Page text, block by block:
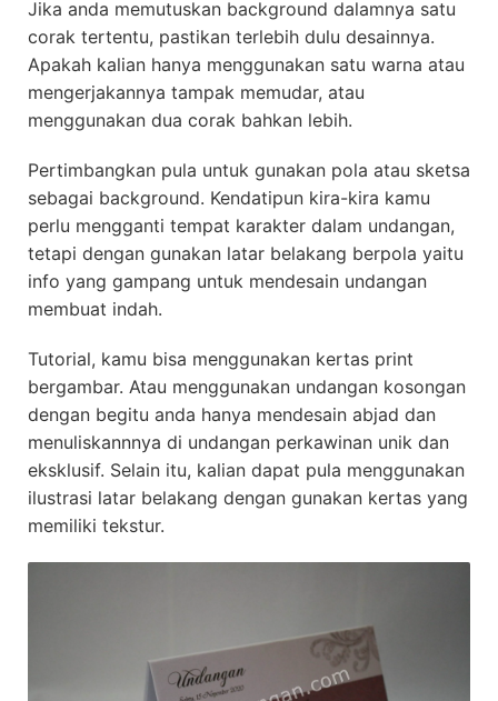
Jika anda memutuskan background dalamnya satu
corak tertentu, pastikan terlebih dulu desainnya.
Apakah kalian hanya menggunakan satu warna atau
mengerjakannya tampak memudar, atau
menggunakan dua corak bahkan lebih.
Pertimbangkan pula untuk gunakan pola atau sketsa
sebagai background. Kendatipun kira-kira kamu
perlu mengganti tempat karakter dalam undangan,
tetapi dengan gunakan latar belakang berpola yaitu
info yang gampang untuk mendesain undangan
membuat indah.
Tutorial, kamu bisa menggunakan kertas print
bergambar. Atau menggunakan undangan kosongan
dengan begitu anda hanya mendesain abjad dan
menuliskannnya di undangan perkawinan unik dan
eksklusif. Selain itu, kalian dapat pula menggunakan
ilustrasi latar belakang dengan gunakan kertas yang
memiliki tekstur.